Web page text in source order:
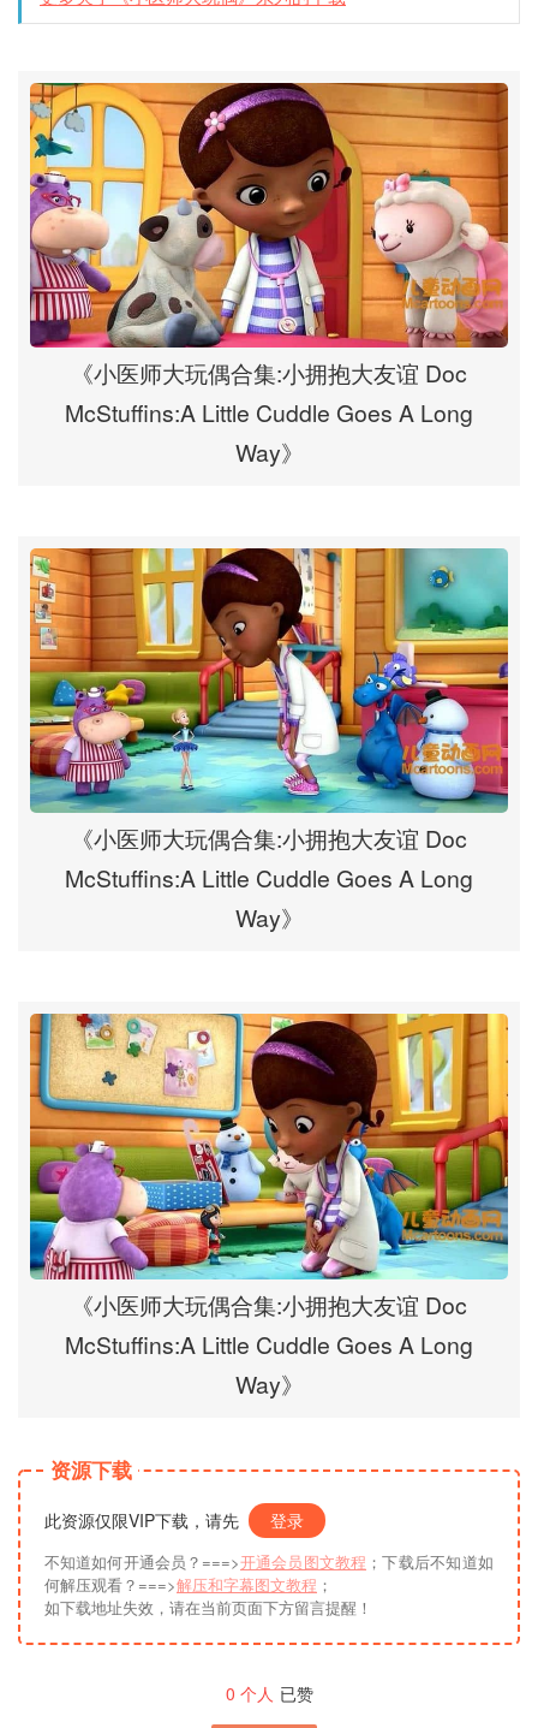
《小医师大玩偶合集:小拥抱大友谊 Doc
McStuffins:A Little Cuddle Goes A Long
Way》
《小医师大玩偶合集:小拥抱大友谊 Doc
McStuffins:A Little Cuddle Goes A Long
Way》
《小医师大玩偶合集:小拥抱大友谊 Doc
McStuffins:A Little Cuddle Goes A Long
Way》
资源下载
此资源仅限VIP下载，请先 登录
不知道如何开通会员？===>开通会员图文教程 ；下载后不知道如
何解压观看？===>解压和字幕图文教程 ；
如下载地址失效，请在当前页面下方留言提醒！
0 个人 已赞